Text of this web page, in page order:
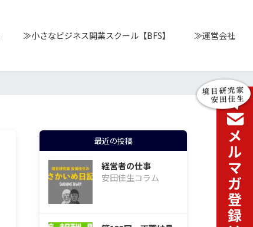
≫小さなビジネス開業スクール【BFS】 ≫運営会社
最近の投稿
経営者の仕事
安田佳生コラム